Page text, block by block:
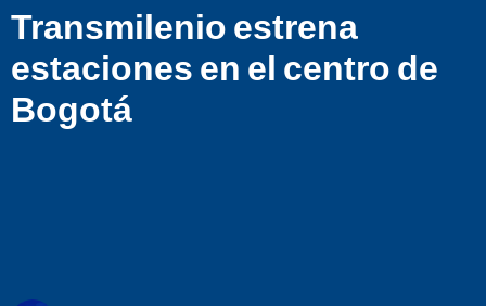
Transmilenio estrena
estaciones en el centro de
Bogotá